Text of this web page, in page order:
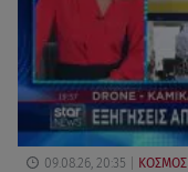
09.08.26, 20:35 ΚΟΣΜΟΣ